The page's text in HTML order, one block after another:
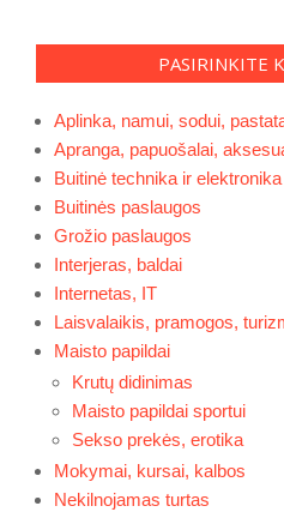
PASIRINKITE
Aplinka, namui, sodui,
Apranga, papuošalai,
Buitinė technika ir elektronika
Buitinės paslaugos
Grožio paslaugos
Interjeras, baldai
Internetas, IT
Laisvalaikis, pramogos,
Maisto papildai
Krutų didinimas
Maisto papildai sportui
Sekso prekės, erotika
Mokymai, kursai, kalbos
Nekilnojamas turtas